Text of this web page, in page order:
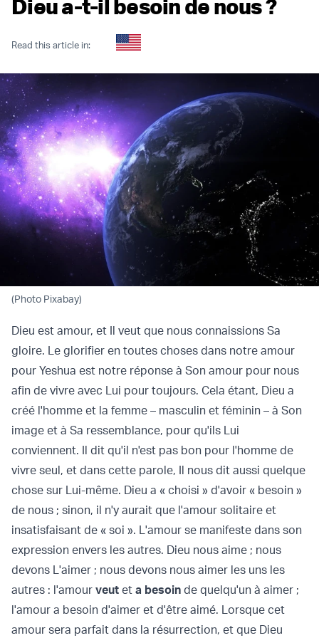
Dieu a-t-il besoin de nous ?
Read this article in:
(Photo Pixabay)
Dieu est amour, et Il veut que nous connaissions Sa
gloire. Le glorifier en toutes choses dans notre amour
pour Yeshua est notre réponse à Son amour pour nous
afin de vivre avec Lui pour toujours. Cela étant, Dieu a
créé l'homme et la femme – masculin et féminin – à Son
image et à Sa ressemblance, pour qu'ils Lui
conviennent. Il dit qu'il n'est pas bon pour l'homme de
vivre seul, et dans cette parole, Il nous dit aussi quelque
chose sur Lui-même. Dieu a « choisi » d'avoir « besoin »
de nous ; sinon, il n'y aurait que l'amour solitaire et
insatisfaisant de « soi ». L'amour se manifeste dans son
expression envers les autres. Dieu nous aime ; nous
devons L'aimer ; nous devons nous aimer les uns les
autres : l'amour veut et a besoin de quelqu'un à aimer ;
l'amour a besoin d'aimer et d'être aimé. Lorsque cet
amour sera parfait dans la résurrection, et que Dieu